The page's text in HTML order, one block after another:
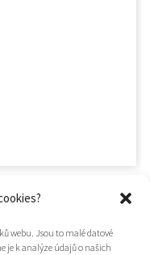
webu. Jsou to malé datové
je k analýze údajů o našich